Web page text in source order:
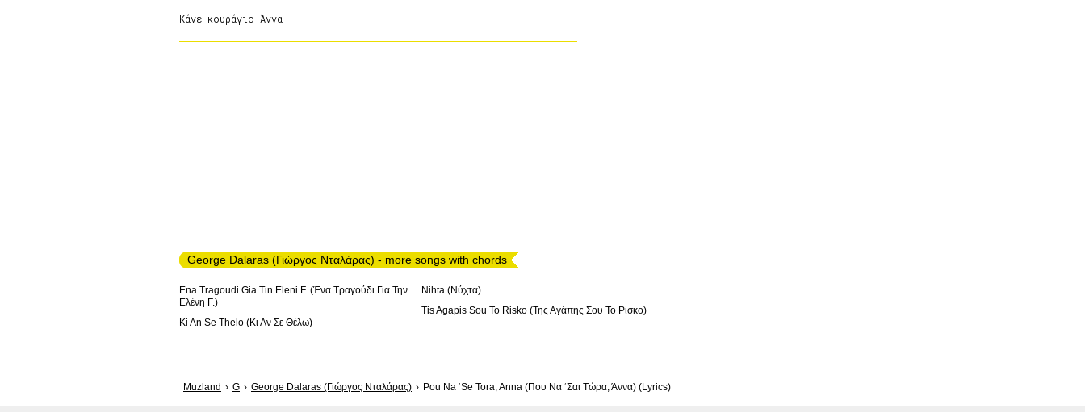
George Dalaras (Γιώργος Νταλάρας) - more songs with chords
Ena Tragoudi Gia Tin Eleni F. (Ένα Τραγούδι Για Την
Ελένη F.)
Ki An Se Thelo (Κι Αν Σε Θέλω)
Nihta (Νύχτα)
Tis Agapis Sou To Risko (Της Αγάπης Σου Το Ρίσκο)
Muzland G George Dalaras (Γιώργος Νταλάρας) Pou Na ‘Se Tora, Anna (Που Να ‘Σαι Τώρα, Άννα) (Lyrics)